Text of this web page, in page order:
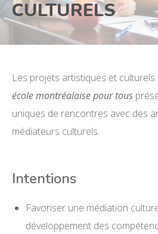
CULTURELS
Les projets artistiques et
école montréalaise pour tous
uniques de rencontres avec des
médiateurs culturels.
Intentions
Favoriser une médiation
développement des